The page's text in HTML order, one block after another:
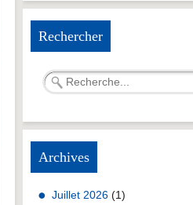
Rechercher
Archives
Juillet 2026 (1)